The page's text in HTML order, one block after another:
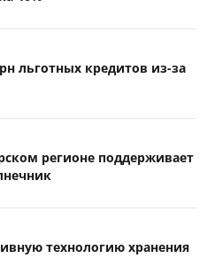
льготных кредитов из-за
регионе поддерживает
технологию хранения